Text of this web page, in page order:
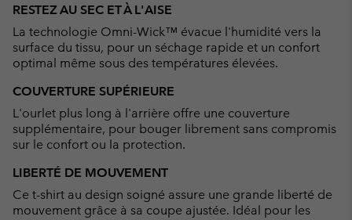
RESTEZ AU SEC ET À L'AISE
La technologie Omni-Wick™ évacue l'humidité vers la
surface du tissu, pour un séchage rapide et un confort
optimal même sous des températures élevées.
COUVERTURE SUPÉRIEURE
L'ourlet plus long à l'arrière offre une couverture
supplémentaire, pour bouger librement sans compromis
sur le confort ou la protection.
LIBERTÉ DE MOUVEMENT
Ce t-shirt au design soigné assure une grande liberté de
mouvement grâce à sa coupe ajustée. Idéal pour les